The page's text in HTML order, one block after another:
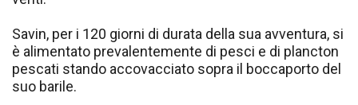
Savin, per i 120 giorni di durata della sua avventura, si
è alimentato prevalentemente di pesci e di plancton
pescati stando accovacciato sopra il boccaporto del
suo barile.